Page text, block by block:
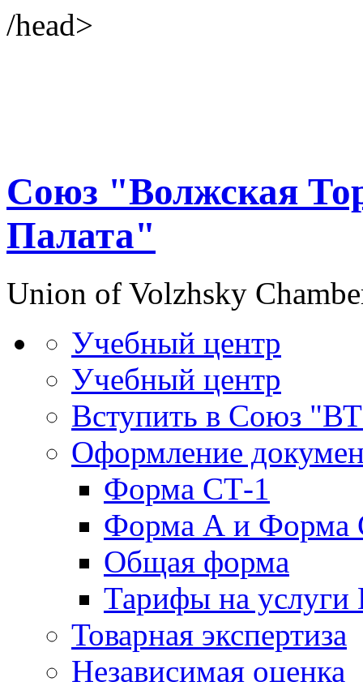
/head>
Союз "Волжская
Палата"
Union of Volzhsky
Учебный центр
Учебный центр
Вступить в Союз
Оформление
Форма СТ-1
Форма А и Форма
Общая форма
Тарифы на
Товарная экспертиза
Независимая оценка